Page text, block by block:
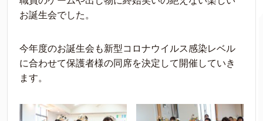
お誕生会でした。
今年度のお誕生会も新型コロナウイルス感染レベル
に合わせて保護者様の同席を決定して開催していき
ます。